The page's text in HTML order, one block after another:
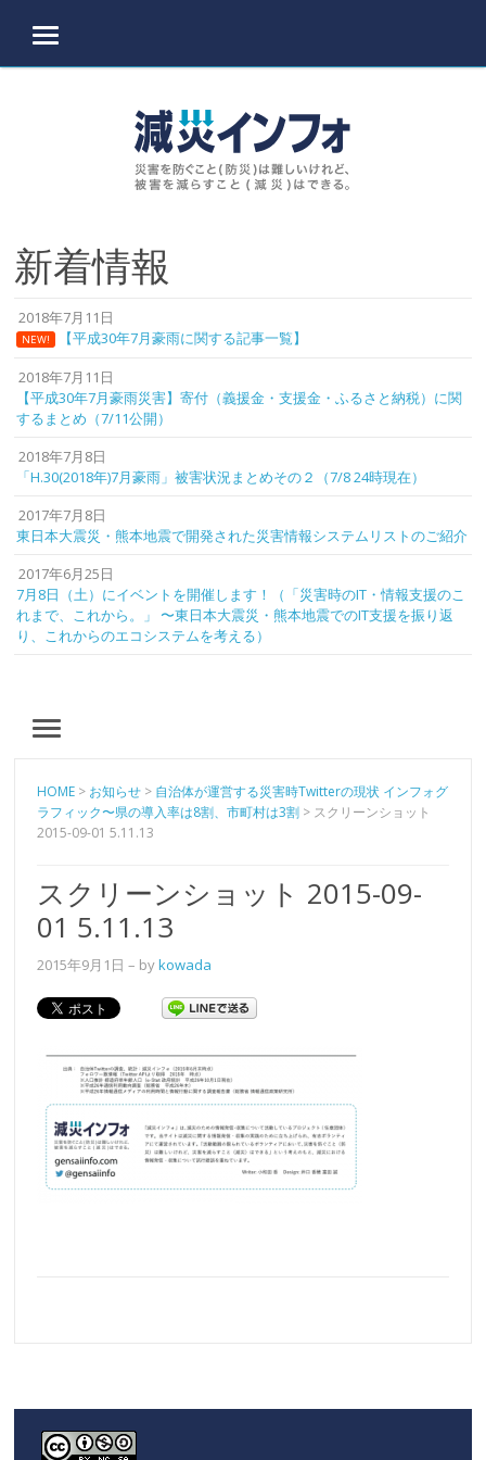
MENU
新着情報
2018年7月11日
NEW! 【平成30年7月豪雨に関する記事一覧】
2018年7月11日
【平成30年7月豪雨災害】寄付（義援金・支援金・ふるさと納税）に関
するまとめ（7/11公開）
2018年7月8日
「H.30(2018年)7月豪雨」被害状況まとめその２（7/8 24時現在）
2017年7月8日
東日本大震災・熊本地震で開発された災害情報システムリストのご紹介
2017年6月25日
7月8日（土）にイベントを開催します！（「災害時のIT・情報支援のこ
れまで、これから。」 〜東日本大震災・熊本地震でのIT支援を振り返
り、これからのエコシステムを考える）
MENU
HOME > お知らせ > 自治体が運営する災害時Twitterの現状 インフォグ
ラフィック〜県の導入率は8割、市町村は3割 > スクリーンショット
2015-09-01 5.11.13
スクリーンショット 2015-09-
01 5.11.13
2015年9月1日 – bykowada